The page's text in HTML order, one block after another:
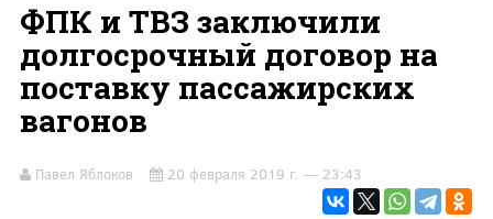
ФПК и ТВЗ заключили
долгосрочный договор на
поставку пассажирских
вагонов
Павел Яблоков 20 февраля 2019 г. — 23:43